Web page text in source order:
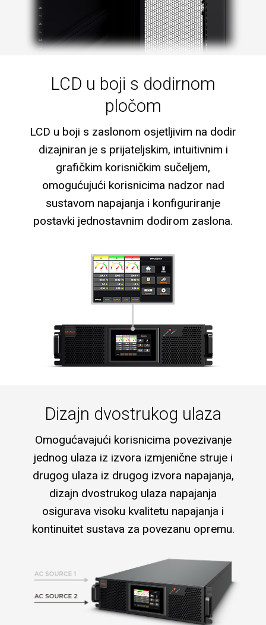
LCD u boji s dodirnom
pločom
LCD u boji s zaslonom osjetljivim na dodir
dizajniran je s prijateljskim, intuitivnim i
grafičkim korisničkim sučeljem,
omogućujući korisnicima nadzor nad
sustavom napajanja i konfiguriranje
postavki jednostavnim dodirom zaslona.
Dizajn dvostrukog ulaza
Omogućavajući korisnicima povezivanje
jednog ulaza iz izvora izmjenične struje i
drugog ulaza iz drugog izvora napajanja,
dizajn dvostrukog ulaza napajanja
osigurava visoku kvalitetu napajanja i
kontinuitet sustava za povezanu opremu.